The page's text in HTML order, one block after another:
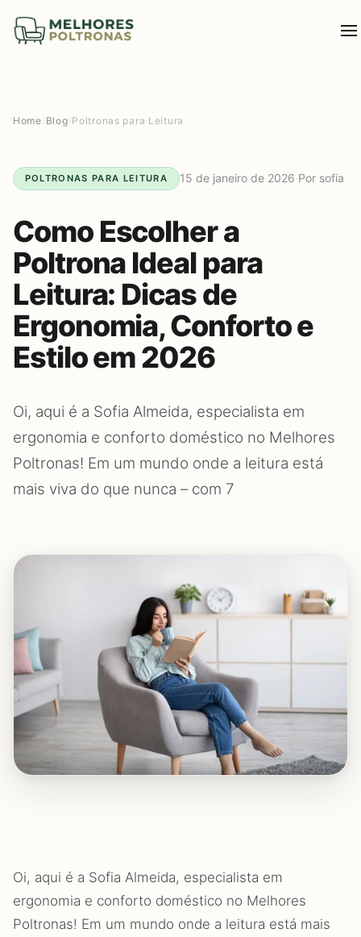
Home Blog Poltronas para Leitura
POLTRONAS PARA LEITURA 15 de janeiro de 2026·Por sofia
Como Escolher a
Poltrona Ideal para
Leitura: Dicas de
Ergonomia, Conforto e
Estilo em 2026
Oi, aqui é a Sofia Almeida, especialista em
ergonomia e conforto doméstico no Melhores
Poltronas! Em um mundo onde a leitura está
mais viva do que nunca – com 7
Oi, aqui é a Sofia Almeida, especialista em
ergonomia e conforto doméstico no Melhores
Poltronas! Em um mundo onde a leitura está mais